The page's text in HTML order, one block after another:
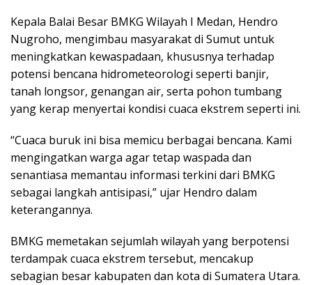
Kepala Balai Besar BMKG Wilayah I Medan, Hendro
Nugroho, mengimbau masyarakat di Sumut untuk
meningkatkan kewaspadaan, khususnya terhadap
potensi bencana hidrometeorologi seperti banjir,
tanah longsor, genangan air, serta pohon tumbang
yang kerap menyertai kondisi cuaca ekstrem seperti ini.
“Cuaca buruk ini bisa memicu berbagai bencana. Kami
mengingatkan warga agar tetap waspada dan
senantiasa memantau informasi terkini dari BMKG
sebagai langkah antisipasi,” ujar Hendro dalam
keterangannya.
BMKG memetakan sejumlah wilayah yang berpotensi
terdampak cuaca ekstrem tersebut, mencakup
sebagian besar kabupaten dan kota di Sumatera Utara.